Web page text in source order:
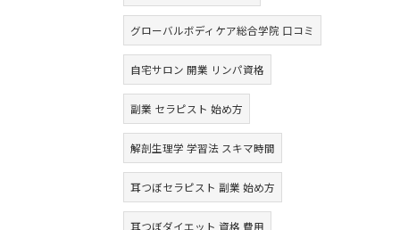
グローバルボディケア総合学院 口コミ
自宅サロン 開業 リンパ資格
副業 セラピスト 始め方
解剖生理学 学習法 スキマ時間
耳つぼセラピスト 副業 始め方
耳つぼダイエット 資格 費用